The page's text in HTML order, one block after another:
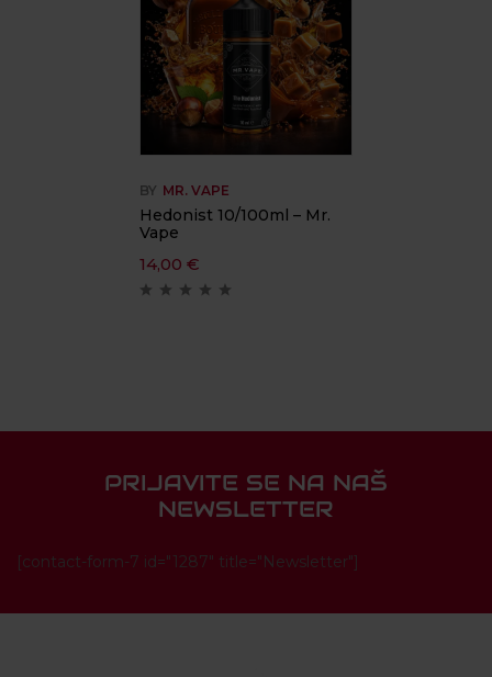
BY MR. VAPE
Hedonist 10/100ml – Mr.
Vape
14,00 €
PRIJAVITE SE NA NAŠ
NEWSLETTER
[contact-form-7 id="1287" title="Newsletter"]